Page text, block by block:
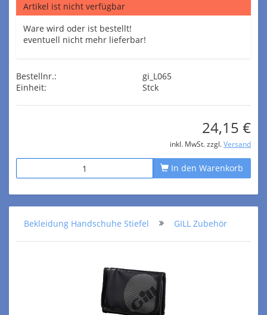
Artikel ist nicht verfügbar
Ware wird oder ist bestellt!
eventuell nicht mehr lieferbar!
Bestellnr.:
gi_L065
Einheit:
Stck
24,15 €
inkl. MwSt. zzgl. Versand
In den Warenkorb
Bekleidung Handschuhe Stiefel GILL Zubehör